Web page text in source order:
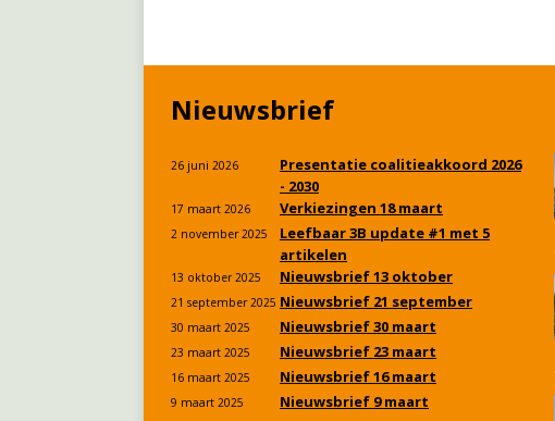
Nieuwsbrief
26 juni 2026
Presentatie coalitieakkoord 2026
- 2030
17 maart 2026 Verkiezingen 18 maart
2 november 2025
Leefbaar 3B update #1 met 5
artikelen
13 oktober 2025 Nieuwsbrief 13 oktober
21 september 2025 Nieuwsbrief 21 september
30 maart 2025 Nieuwsbrief 30 maart
23 maart 2025 Nieuwsbrief 23 maart
16 maart 2025 Nieuwsbrief 16 maart
9 maart 2025 Nieuwsbrief 9 maart